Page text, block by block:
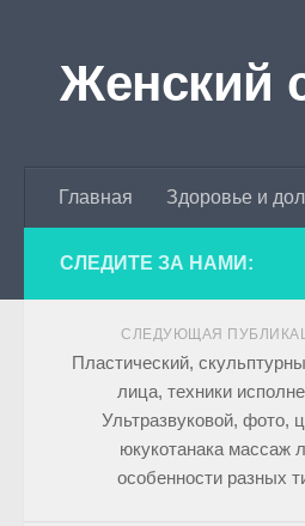
Женский
Главная Здоровье и
СЛЕДИТЕ ЗА НАМИ:
СЛЕДУЮЩАЯ
Пластический,
лица, техники
Ультразвуковой, фото,
юкукотанака массаж
особенности разных